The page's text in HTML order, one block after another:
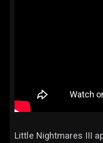
Little Nightmares III